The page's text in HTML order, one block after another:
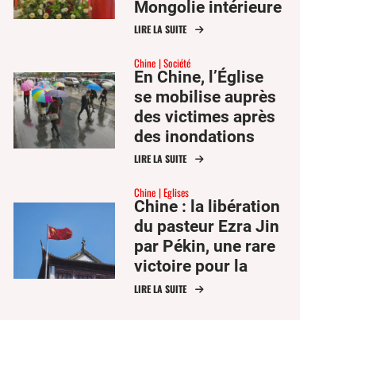
Mongolie intérieure
LIRE LA SUITE
Chine Société
En Chine, l’Église
se mobilise auprès
des victimes après
des inondations
dévastatrices
LIRE LA SUITE
Chine Eglises
Chine : la libération
du pasteur Ezra Jin
par Pékin, une rare
victoire pour la
liberté religieuse
LIRE LA SUITE